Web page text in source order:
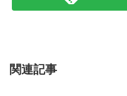
関連記事